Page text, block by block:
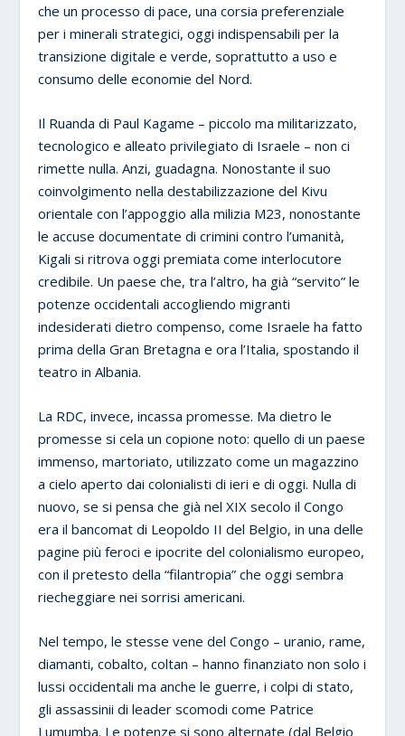
che un processo di pace, una corsia preferenziale
per i minerali strategici, oggi indispensabili per la
transizione digitale e verde, soprattutto a uso e
consumo delle economie del Nord.
Il Ruanda di Paul Kagame – piccolo ma militarizzato,
tecnologico e alleato privilegiato di Israele – non ci
rimette nulla. Anzi, guadagna. Nonostante il suo
coinvolgimento nella destabilizzazione del Kivu
orientale con l’appoggio alla milizia M23, nonostante
le accuse documentate di crimini contro l’umanità,
Kigali si ritrova oggi premiata come interlocutore
credibile. Un paese che, tra l’altro, ha già “servito” le
potenze occidentali accogliendo migranti
indesiderati dietro compenso, come Israele ha fatto
prima della Gran Bretagna e ora l’Italia, spostando il
teatro in Albania.
La RDC, invece, incassa promesse. Ma dietro le
promesse si cela un copione noto: quello di un paese
immenso, martoriato, utilizzato come un magazzino
a cielo aperto dai colonialisti di ieri e di oggi. Nulla di
nuovo, se si pensa che già nel XIX secolo il Congo
era il bancomat di Leopoldo II del Belgio, in una delle
pagine più feroci e ipocrite del colonialismo europeo,
con il pretesto della “filantropia” che oggi sembra
riecheggiare nei sorrisi americani.
Nel tempo, le stesse vene del Congo – uranio, rame,
diamanti, cobalto, coltan – hanno finanziato non solo i
lussi occidentali ma anche le guerre, i colpi di stato,
gli assassinii di leader scomodi come Patrice
Lumumba. Le potenze si sono alternate (dal Belgio